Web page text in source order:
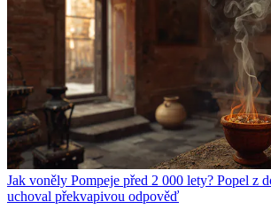
Jak voněly Pompeje před 2 000 lety? Popel z
uchoval překvapivou odpověď